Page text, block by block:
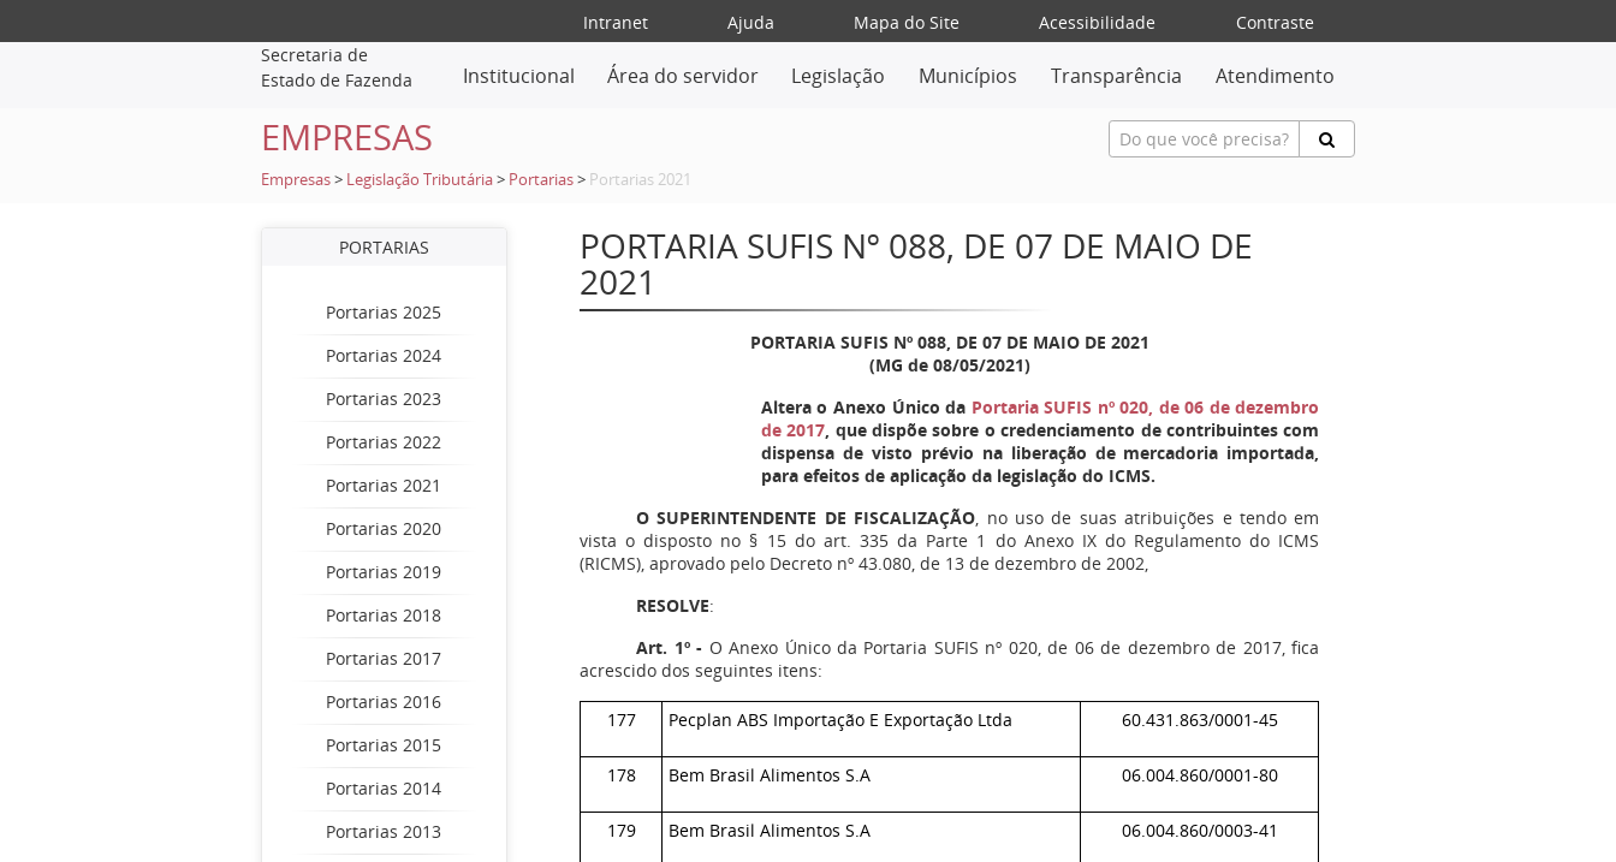
Intranet Ajuda Mapa do Site Acessibilidade
Contraste
Secretaria de
Estado de Fazenda
Institucional Área do servidor Legislação Municípios Transparência Atendimento
EMPRESAS
Empresas > Legislação Tributária > Portarias > Portarias 2021
PORTARIAS
Portarias 2025
Portarias 2024
Portarias 2023
Portarias 2022
Portarias 2021
Portarias 2020
Portarias 2019
Portarias 2018
Portarias 2017
Portarias 2016
Portarias 2015
Portarias 2014
Portarias 2013
PORTARIA SUFIS Nº 088, DE 07 DE MAIO DE
2021
PORTARIA SUFIS Nº 088, DE 07 DE MAIO DE 2021
(MG de 08/05/2021)
Altera o Anexo Único da Portaria SUFIS nº 020, de 06 de dezembro
de 2017, que dispõe sobre o credenciamento de contribuintes com
dispensa de visto prévio na liberação de mercadoria importada,
para efeitos de aplicação da legislação do ICMS.
O SUPERINTENDENTE DE FISCALIZAÇÃO, no uso de suas atribuições e tendo em
vista o disposto no § 15 do art. 335 da Parte 1 do Anexo IX do Regulamento do ICMS
(RICMS), aprovado pelo Decreto nº 43.080, de 13 de dezembro de 2002,
RESOLVE:
Art. 1º - O Anexo Único da Portaria SUFIS nº 020, de 06 de dezembro de 2017, fica
acrescido dos seguintes itens:
177 Pecplan ABS Importação E Exportação Ltda 60.431.863/0001-45
178 Bem Brasil Alimentos S.A 06.004.860/0001-80
179 Bem Brasil Alimentos S.A 06.004.860/0003-41